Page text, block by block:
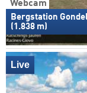
Webcam
Bergstation
(1.838 m)
Live